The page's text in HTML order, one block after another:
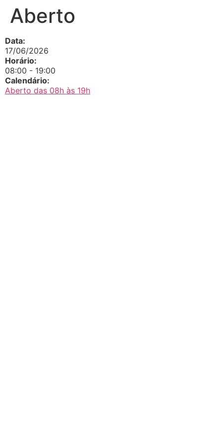
Aberto
Data:
17/06/2026
Horário:
08:00 - 19:00
Calendário:
Aberto das 08h às 19h